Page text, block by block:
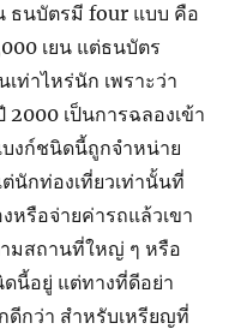
ธนบัตรมี four แบบ คือ
เยน แต่ธนบัตร
ท่าไหร่นัก เพราะว่า
เป็นการฉลองเข้า
งก์ชนิดนี้ถูกจำหน่าย
นักท่องเที่ยวเท่านั้นที่
หรือจ่ายค่ารถแล้วเขา
มสถานที่ใหญ่ ๆ หรือ
นี้อยู่ แต่ทางที่ดีอย่า
ดีกว่า สำหรับเหรียญที่